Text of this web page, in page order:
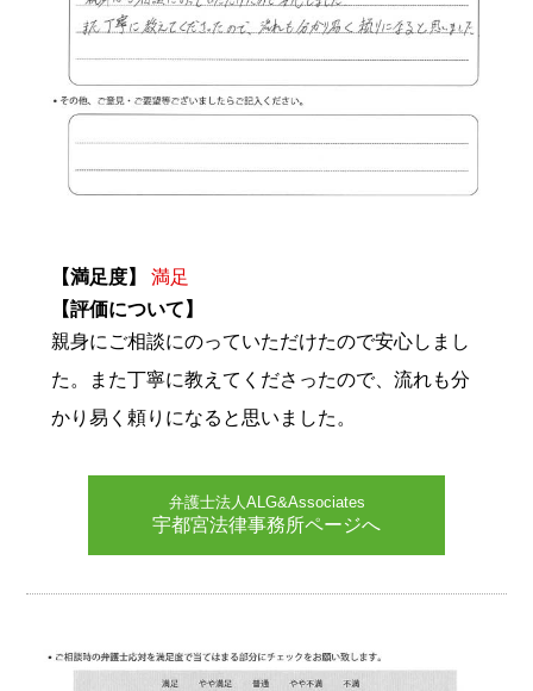
【満足度】
満足
【評価について】
親身にご相談にのっていただけたので安心しまし
た。また丁寧に教えてくださったので、流れも分
かり易く頼りになると思いました。
弁護士法人ALG&Associates
宇都宮法律事務所ページへ